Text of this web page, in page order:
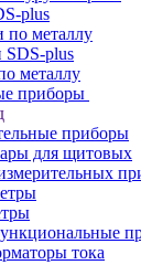
plus
по металлу
SDS-plus
металлу
приборы
приборы
для щитовых
тока